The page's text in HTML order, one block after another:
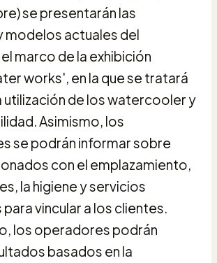
se presentarán las
modelos actuales del
marco de la exhibición
works', en la que se tratará
utilización de los watercooler y
Asimismo, los
se podrán informar sobre
con el emplazamiento,
la higiene y servicios
vincular a los clientes.
los operadores podrán
basados en la